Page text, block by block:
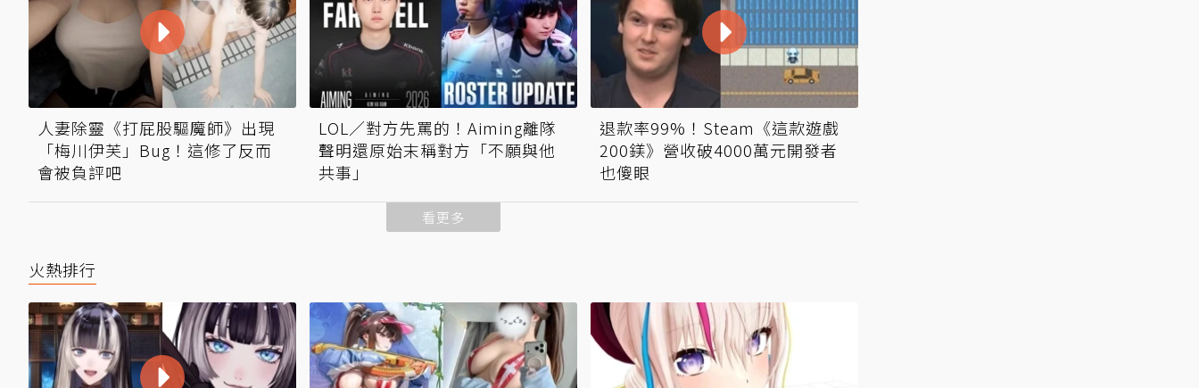
人妻除靈《打屁股驅魔師》出現
「梅川伊芙」Bug！這修了反而
會被負評吧
LOL／對方先罵的！Aiming離隊
聲明還原始末稱對方「不願與他
共事」
退款率99%！Steam《這款遊戲
200鎂》營收破4000萬元開發者
也傻眼
看更多
火熱排行